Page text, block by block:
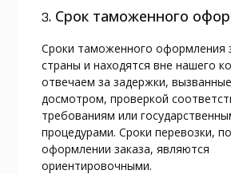
3. Срок таможенного
Сроки таможенного оформления
страны и находятся вне нашего
отвечаем за задержки,
досмотром, проверкой
требованиям или
процедурами. Сроки перевозки,
оформлении заказа, являются
ориентировочными.